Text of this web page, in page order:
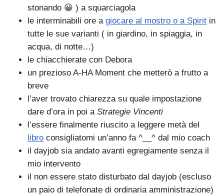
stonando 😀 ) a squarciagola
le interminabili ore a giocare al mostro o a Spirit in
tutte le sue varianti ( in giardino, in spiaggia, in
acqua, di notte…)
le chiacchierate con Debora
un prezioso A-HA Moment che metterò a frutto a
breve
l’aver trovato chiarezza su quale impostazione
dare d’ora in poi a Strategie Vincenti
l’essere finalmente riuscito a leggere metà del
libro consigliatomi un’anno fa ^__^ dal mio coach
il dayjob sia andato avanti egregiamente senza il
mio intervento
il non essere stato disturbato dal dayjob (escluso
un paio di telefonate di ordinaria amministrazione)